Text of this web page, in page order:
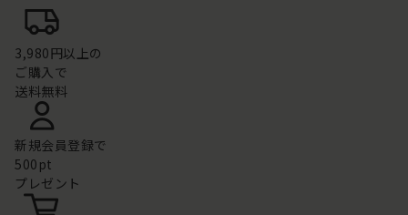
3,980円以上の
ご購入で
送料無料
新規会員登録で
500pt
プレゼント